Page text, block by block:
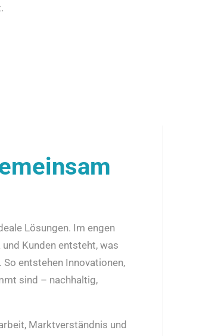
Lösungen. Im engen
Kunden entsteht, was
entstehen Innovationen,
sind – nachhaltig,
Marktverständnis und